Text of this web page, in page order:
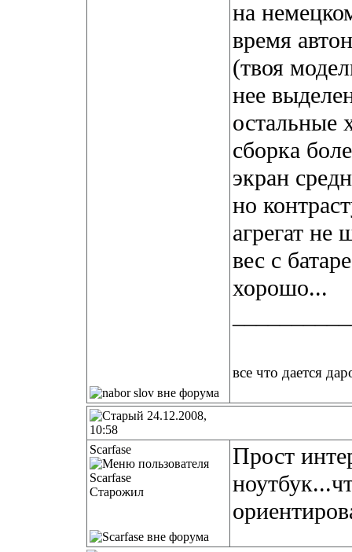
на
время
(твоя
нее
остальные
сборка
экран
но
агрегат не
вес с
хорошо...
все что дается
24.12.2008,
10:58
Scarfase
Старожил
Прост